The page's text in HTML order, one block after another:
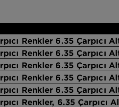
Renkler 6.35 Çarpıcı
Renkler 6.35 Çarpıcı
Renkler 6.35 Çarpıcı
Renkler 6.35 Çarpıcı
Renkler 6.35 Çarpıcı
Renkler, 6.35 Çarpıcı